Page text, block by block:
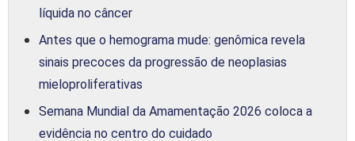
líquida no câncer
Antes que o hemograma mude: genômica revela
sinais precoces da progressão de neoplasias
mieloproliferativas
Semana Mundial da Amamentação 2026 coloca a
evidência no centro do cuidado